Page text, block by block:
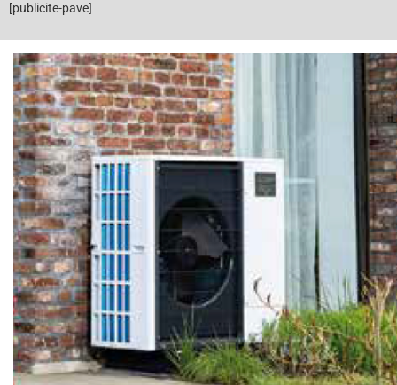
[publicite-pave]